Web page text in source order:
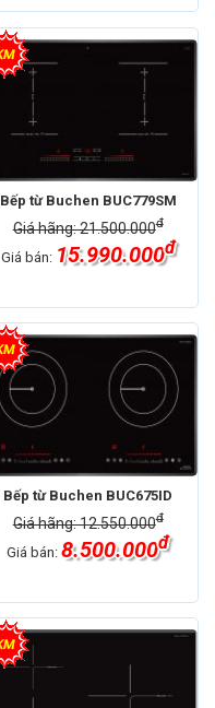
Bếp từ Buchen BUC779SM
Giá hãng: 21.500.000đ
Giá bán: 15.990.000đ
Bếp từ Buchen BUC675ID
Giá hãng: 12.550.000đ
Giá bán:8.500.000đ